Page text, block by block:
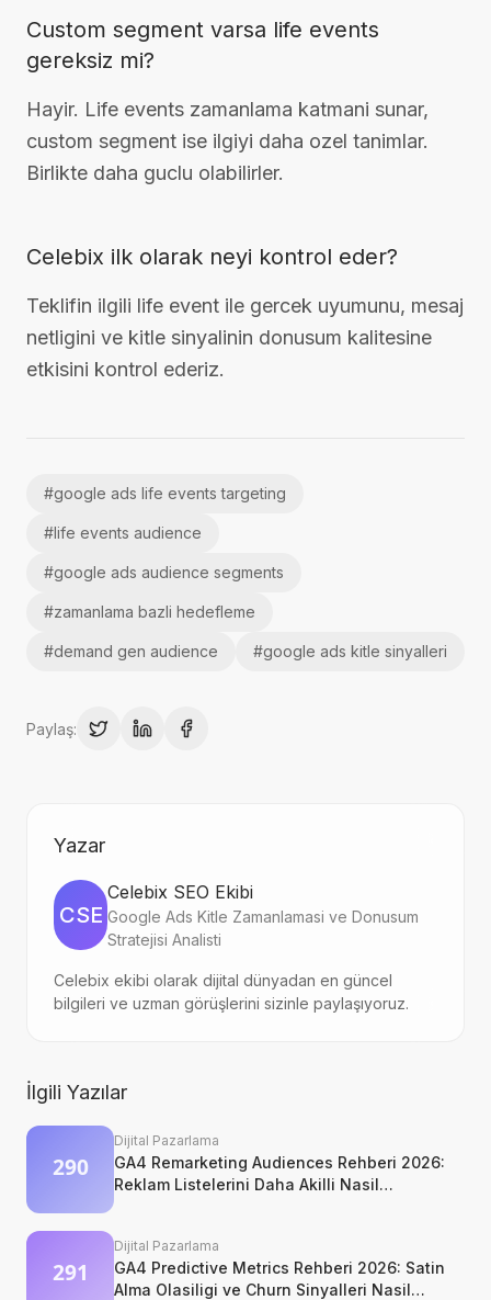
Custom segment varsa life events
gereksiz mi?
Hayir. Life events zamanlama katmani sunar,
custom segment ise ilgiyi daha ozel tanimlar.
Birlikte daha guclu olabilirler.
Celebix ilk olarak neyi kontrol eder?
Teklifin ilgili life event ile gercek uyumunu, mesaj
netligini ve kitle sinyalinin donusum kalitesine
etkisini kontrol ederiz.
#google ads life events targeting
#life events audience
#google ads audience segments
#zamanlama bazli hedefleme
#demand gen audience #google ads kitle sinyalleri
Paylaş:
Yazar
CSE
Celebix SEO Ekibi
Google Ads Kitle Zamanlamasi ve Donusum
Stratejisi Analisti
Celebix ekibi olarak dijital dünyadan en güncel
bilgileri ve uzman görüşlerini sizinle paylaşıyoruz.
İlgili Yazılar
Dijital Pazarlama
GA4 Remarketing Audiences Rehberi 2026:
Reklam Listelerini Daha Akilli Nasil
Dijital Pazarlama
GA4 Predictive Metrics Rehberi 2026: Satin
Alma Olasiligi ve Churn Sinyalleri Nasil